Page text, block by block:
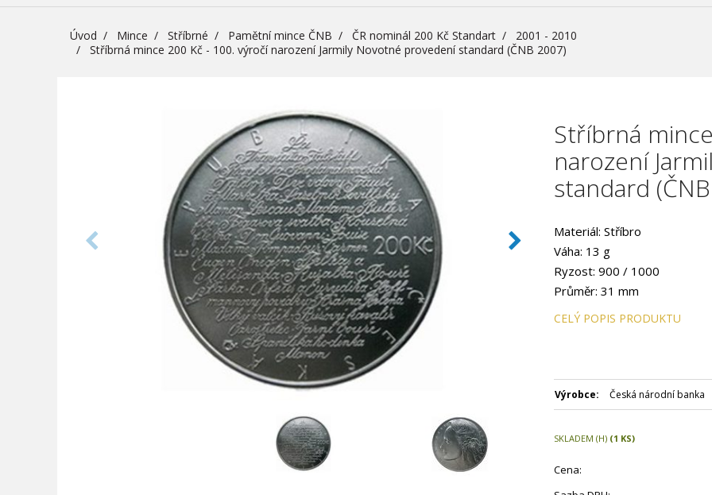
Úvod Mince Stříbrné Pamětní mince ČNB ČR nominál 200 Kč Standart
2001 - 2010
Stříbrná mince 200 Kč - 100. výročí narození Jarmily Novotné provedení standard (ČNB 2007)
Stříbrná
narození
standard
Materiál: Stříbro
Váha: 13 g
Ryzost: 900 / 1000
Průměr: 31 mm
Provedení: STANDARD
Číslovaná emise: Ne
Certifikát: Ano
Emitent: Česká národní banka
CELÝ POPIS PRODUKTU
Výrobce: Česká národní banka
SKLADEM (H) (1 KS)
Cena: